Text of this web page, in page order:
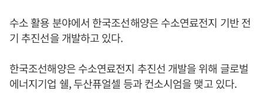
수소 활용 분야에서 한국조선해양은 수소연료전지 기반 전
기 추진선을 개발하고 있다.
한국조선해양은 수소연료전지 추진선 개발을 위해 글로벌
에너지기업 쉘, 두산퓨얼셀 등과 컨소시엄을 맺고 있다.